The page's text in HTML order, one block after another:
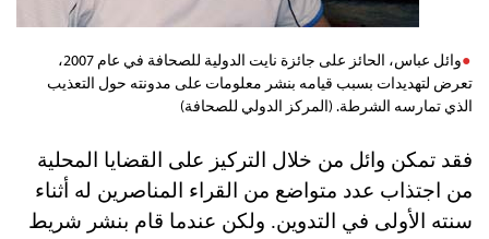
وائل عباس، الحائز على جائزة نايت الدولية للصحافة في عام 2007،
تعرض لتهديدات بسبب قيامه بنشر ‏معلومات على مدونته حول التعذيب
الذي تمارسه الشرطة. (المركز الدولي للصحافة)‏
فقد تمكن وائل من خلال التركيز على القضايا المحلية
من اجتذاب عدد متواضع من القراء المناصرين له أثناء
سنته الأولى في التدوين. ولكن عندما قام بنشر شريط